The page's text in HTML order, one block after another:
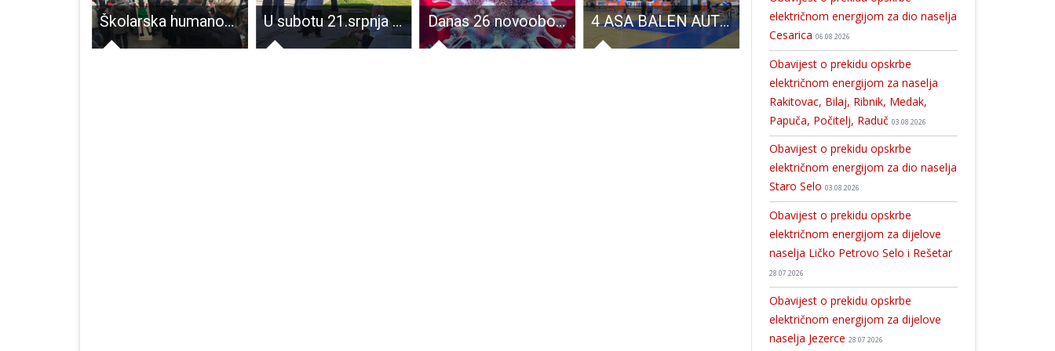
Školarska humanost u Perušiću U subotu 21.srpnja drugi termin za registriranje traktora u Perušiću Danas 26 novooboljelih od COVID-19 4 ASA BALEN AUTOMOBILI osvojili Zimski malonogometni turnir Gospić Rasprava o izvršenju gradskog proračuna u prošloj godini-3.dio
električnom energijom za dio naselja
Cesarica 06.08.2026
Obavijest o prekidu opskrbe
električnom energijom za naselja
Rakitovac, Bilaj, Ribnik, Medak,
Papuča, Počitelj, Raduč 03.08.2026
Obavijest o prekidu opskrbe
električnom energijom za dio naselja
Staro Selo 03.08.2026
Obavijest o prekidu opskrbe
električnom energijom za dijelove
naselja Ličko Petrovo Selo i Rešetar
28.07.2026
Obavijest o prekidu opskrbe
električnom energijom za dijelove
naselja Jezerce 28.07.2026